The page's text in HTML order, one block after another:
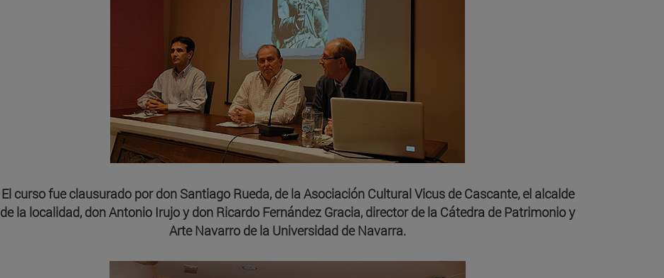
El curso fue clausurado por don Santiago Rueda, de la Asociación Cultural Vicus de Cascante, el alcalde
de la localidad, don Antonio Irujo y don Ricardo Fernández Gracia, director de la Cátedra de Patrimonio y
Arte Navarro de la Universidad de Navarra.